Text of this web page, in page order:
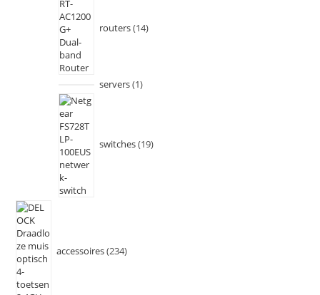
routers 14
servers 1
switches 19
accessoires 234